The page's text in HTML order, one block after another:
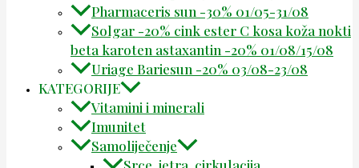
Pharmaceris sun -30% 01/05-31/08
Solgar -20% cink ester C kosa koža nokti
beta karoten astaxantin -20% 01/08/15/08
Uriage Bariesun -20% 03/08-23/08
KATEGORIJE
Vitamini i minerali
Imunitet
Samoliječenje